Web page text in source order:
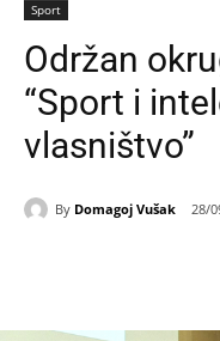
Sport
Održan
“Sport i
vlasništvo”
By Domagoj Vušak 28/